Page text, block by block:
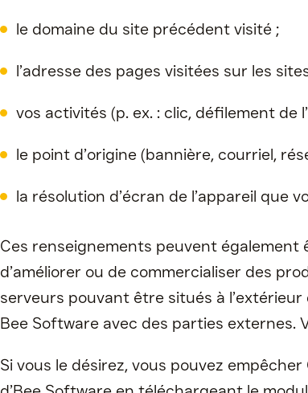
le domaine du site précédent visité ;
l’adresse des pages visitées sur les
vos activités (p. ex. : clic, défilement de
le point d’origine (bannière, courriel,
la résolution d’écran de l’appareil que
Ces renseignements peuvent
d’améliorer ou de commercialiser des
serveurs pouvant être situés à
Bee Software avec des parties externes.
Si vous le désirez, vous pouvez